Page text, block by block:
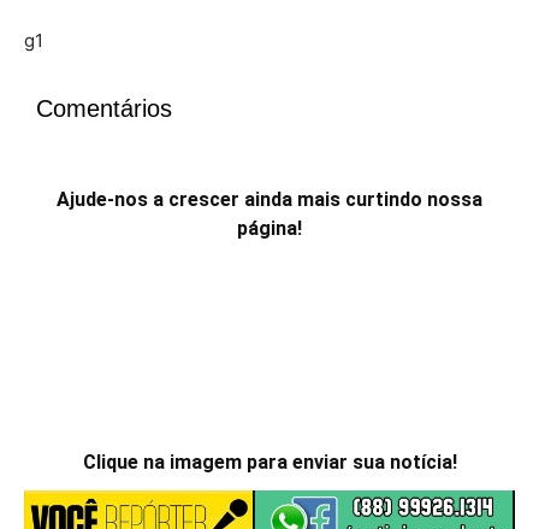
g1
Comentários
Ajude-nos a crescer ainda mais curtindo nossa
página!
Clique na imagem para enviar sua notícia!